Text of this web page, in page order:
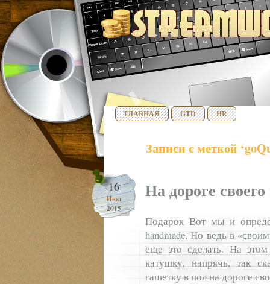
ГЛАВНАЯ GTD HR
Записи с меткой
16
Июл
2015
На дороге
Подарок Вот мы и
handmade. Но ведь в
еще это сделать. На
катушку, напрячь, так
гашетку в пол на дороге